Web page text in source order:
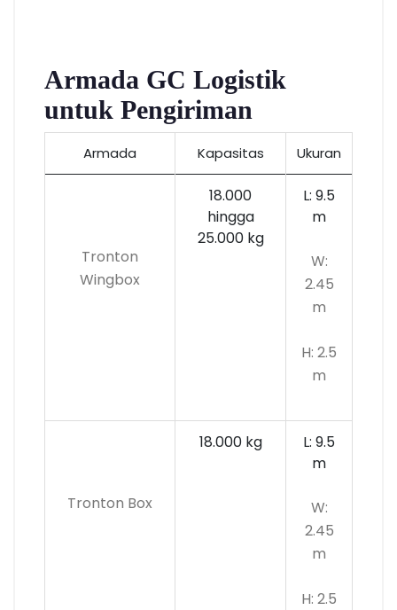
Armada GC Logistik
untuk Pengiriman
Armada Kapasitas Ukuran
Tronton
Wingbox
18.000
hingga
25.000 kg
L: 9.5
m
W:
2.45
m
H: 2.5
m
Tronton Box
18.000 kg
L: 9.5
m
W:
2.45
m
H: 2.5